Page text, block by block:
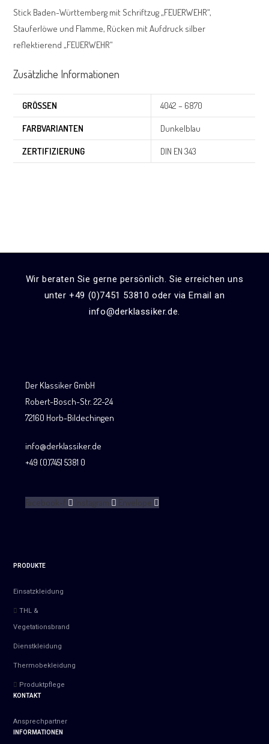
Stick Baden-Württemberg mit Schriftzug „FEUERWEHR“,
Stauferlöwe und Flamme, Rücken mit Aufdruck silber
reflektierend „FEUERWEHR“
Zusätzliche Informationen
GRÖSSEN
4042 – 6870
FARBVARIANTEN
Dunkelblau
ZERTIFIZIERUNG
DIN EN 343
Wir beraten Sie gerne persönlich. Sie erreichen uns
unter +49 (0)7451 53810 oder via Email an
info@derklassiker.de.
Der Klassiker GmbH
Robert-Bosch-Str. 22-24
72160 Horb-Bildechingen
info@derklassiker.de
+49 (0)7451 5381 0
Facebook-f Instagram Envelope
PRODUKTE
Einsatzkleidung
THL &
Vegetationsbrand
Dienstkleidung
Thermobekleidung
Produktpflege
KONTAKT
Ansprechpartner
INFORMATIONEN